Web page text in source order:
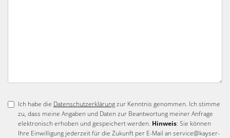
Ich habe die Datenschutzerklärungzur Kenntnis genommen. Ich stimme
zu, dass meine Angaben und Daten zur Beantwortung meiner Anfrage
elektronisch erhoben und gespeichert werden. Hinweis: Sie können
Ihre Einwilligung jederzeit für die Zukunft per E-Mail an service@kayser-